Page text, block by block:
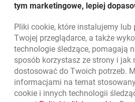
otwiera się w nowej karcie
otwiera się w nowej karcie
otwiera się w nowej karcie
Powrót do listy
Nawigacja dolna
Zadzwoń do nas
801 331 331
tym marketingowe, lepiej
Pliki cookie, które instalujemy lub
Twojej przeglądarce, a także
technologie śledzące, pomagają
sposób korzystasz ze strony i jak
dostosować do Twoich potrzeb.
informacjami na temat
cookie i innych technologii